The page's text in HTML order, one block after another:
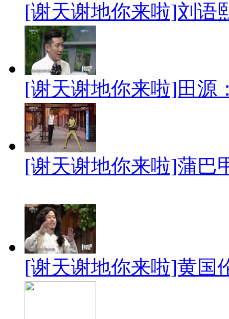
[谢天谢地你来啦]刘语
[谢天谢地你来啦]田源
[谢天谢地你来啦]蒲巴
[谢天谢地你来啦]黄国